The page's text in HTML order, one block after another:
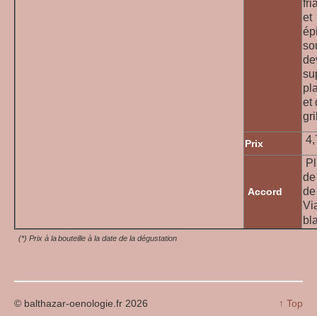
et
et
Prix
Accord
(*) Prix à la bouteille à la date de la dégustation
↑ Top
© balthazar-oenologie.fr 2026